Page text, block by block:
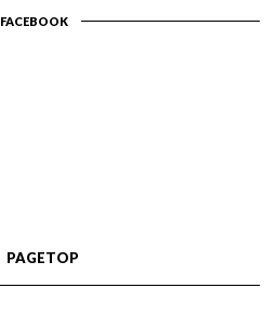
FACEBOOK
PAGETOP